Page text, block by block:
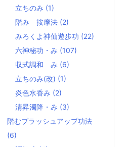
立ちのみ (1)
階み 按摩法 (2)
みろくよ神仙遊歩功 (22)
六神秘功・み (107)
収式調和 み (6)
立ちのみ(改) (1)
炎色水香み (2)
清昇濁降・み (3)
階むブラッシュアップ功法
(6)